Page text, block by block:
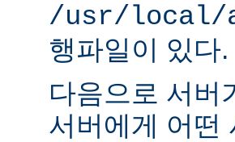
/usr/local/
행파일이 있다.
다음으로 서버
서버에게 어떤